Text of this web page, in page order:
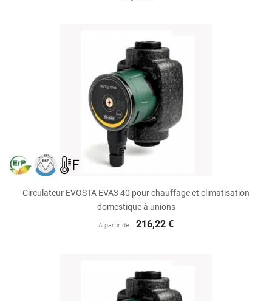
Circulateur EVOSTA EVA3 40 pour chauffage et climatisation
domestique à unions
A partir de 216,22 €